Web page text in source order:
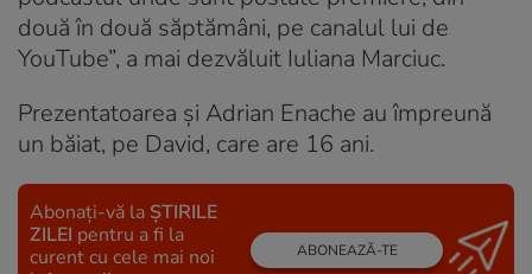
două în două săptămâni, pe canalul lui de
YouTube”, a mai dezvăluit Iuliana Marciuc.
Prezentatoarea și Adrian Enache au împreună
un băiat, pe David, care are 16 ani.
Abonați-vă la ȘTIRILE
ZILEI pentru a fi la
curent cu cele mai noi
ABONEAZĂ-TE